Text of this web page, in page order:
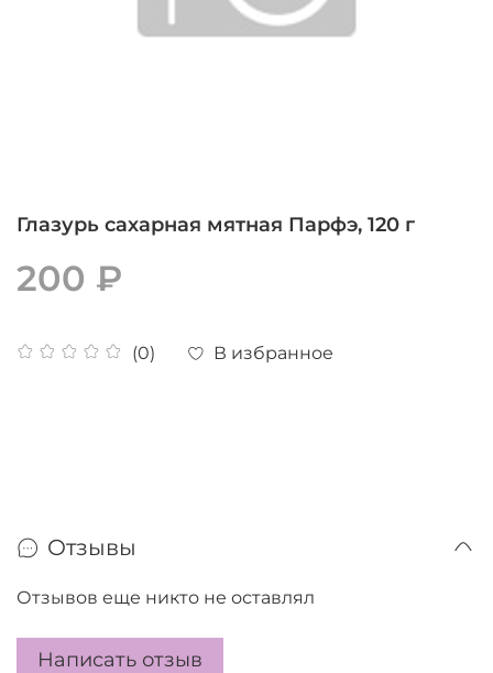
Глазурь сахарная мятная Парфэ, 120 г
(0) В избранное
200 ₽
Отзывы
Отзывов еще никто не оставлял
Написать отзыв